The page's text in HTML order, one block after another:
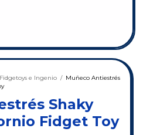
Fidgetoys e Ingenio / Muñeco Antiestrés
Shaky
Fidget Toy